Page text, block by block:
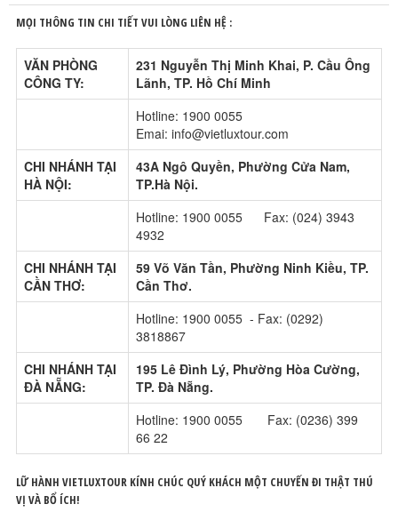
MỌI THÔNG TIN CHI TIẾT VUI LÒNG LIÊN HỆ :
VĂN PHÒNG
CÔNG TY:
231 Nguyễn Thị Minh Khai, P. Cầu Ông
Lãnh, TP. Hồ Chí Minh
Hotline: 1900 0055
Emai: info@vietluxtour.com
CHI NHÁNH TẠI
HÀ NỘI:
43A Ngô Quyền, Phường Cửa Nam,
TP.Hà Nội.
Hotline: 1900 0055 Fax: (024) 3943
4932
CHI NHÁNH TẠI
CẦN THƠ:
59 Võ Văn Tần, Phường Ninh Kiều, TP.
Cần Thơ.
Hotline: 1900 0055 - Fax: (0292)
3818867
CHI NHÁNH TẠI
ĐÀ NẴNG:
195 Lê Đình Lý, Phường Hòa Cường,
TP. Đà Nẵng.
Hotline: 1900 0055 Fax: (0236) 399
66 22
LỮ HÀNH VIETLUXTOUR KÍNH CHÚC QUÝ KHÁCH MỘT CHUYẾN ĐI THẬT THÚ
VỊ VÀ BỔ ÍCH!